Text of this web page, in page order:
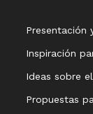
Presentación
Inspiración
Ideas sobre
Propuestas